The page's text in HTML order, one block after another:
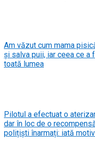
Am văzut cum mama
și salva puii, iar ceea ce a
toată lumea
Pilotul a efectuat o
dar în loc de o
polițiști înarmați: iată